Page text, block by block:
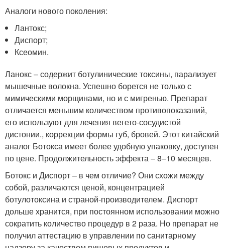
Аналоги нового поколения:
Лантокс;
Диспорт;
Ксеомин.
Ланокс – содержит ботулинические токсины, парализует
мышечные волокна. Успешно борется не только с
мимическими морщинами, но и с мигренью. Препарат
отличается меньшим количеством противопоказаний,
его используют для лечения вегето-сосудистой
дистонии., коррекции формы губ, бровей. Этот китайский
аналог Ботокса имеет более удобную упаковку, доступен
по цене. Продолжительность эффекта – 8–10 месяцев.
Ботокс и Диспорт – в чем отличие? Они схожи между
собой, различаются ценой, концентрацией
ботулотоксина и страной-производителем. Диспорт
дольше хранится, при постоянном использовании можно
сократить количество процедур в 2 раза. Но препарат не
получил аттестацию в управлении по санитарному